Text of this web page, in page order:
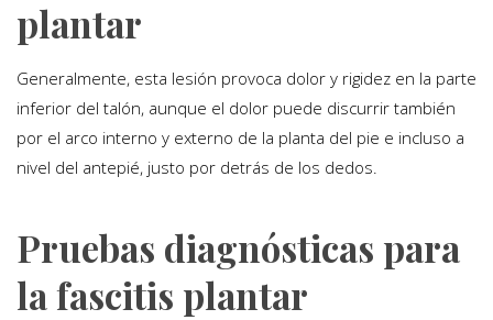
plantar
Generalmente, esta lesión provoca dolor y rigidez en la parte
inferior del talón, aunque el dolor puede discurrir también
por el arco interno y externo de la planta del pie e incluso a
nivel del antepié, justo por detrás de los dedos.
Pruebas diagnósticas para
la fascitis plantar